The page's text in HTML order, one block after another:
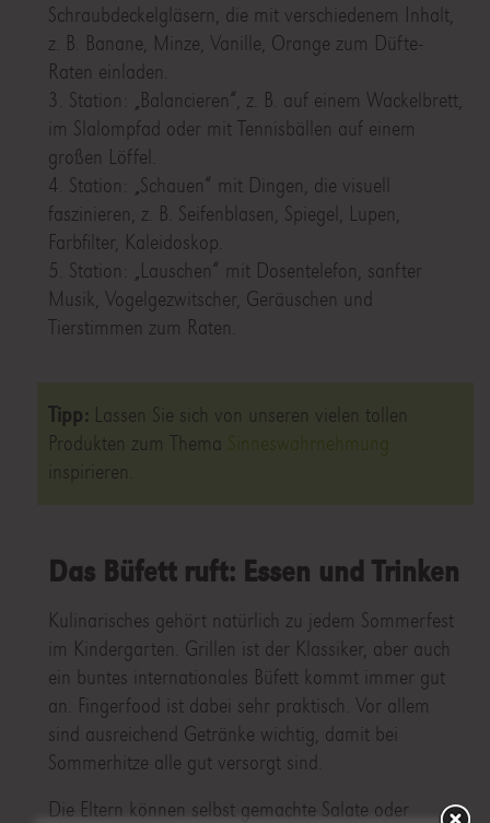
Schraubdeckelgläsern, die mit verschiedenem Inhalt,
z. B. Banane, Minze, Vanille, Orange zum Düfte-
Raten einladen.
3. Station: „Balancieren“, z. B. auf einem Wackelbrett,
im Slalompfad oder mit Tennisbällen auf einem
großen Löffel.
4. Station: „Schauen“ mit Dingen, die visuell
faszinieren, z. B. Seifenblasen, Spiegel, Lupen,
Farbfilter, Kaleidoskop.
5. Station: „Lauschen“ mit Dosentelefon, sanfter
Musik, Vogelgezwitscher, Geräuschen und
Tierstimmen zum Raten.
Tipp:Lassen Sie sich von unseren vielen tollen
Produkten zum Thema Sinneswahrnehmung
inspirieren.
Das Büfett ruft: Essen und Trinken
Kulinarisches gehört natürlich zu jedem Sommerfest
im Kindergarten. Grillen ist der Klassiker, aber auch
ein buntes internationales Büfett kommt immer gut
an. Fingerfood ist dabei sehr praktisch. Vor allem
sind ausreichend Getränke wichtig, damit bei
Sommerhitze alle gut versorgt sind.
Die Eltern können selbst gemachte Salate oder